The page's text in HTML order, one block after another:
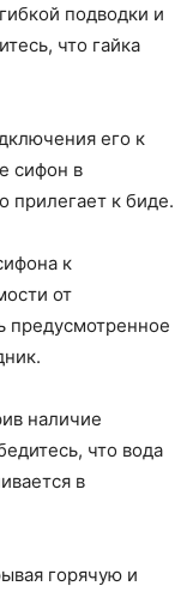
подводки и
что гайка
его к
сифон в
прилегает к биде.
к
от
предусмотренное
наличие
что вода
в
горячую и